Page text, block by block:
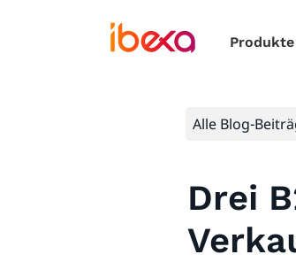
Produkte
Alle Blog-
Drei